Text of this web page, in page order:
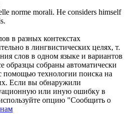
norme morali. He considers himself
в разных контекстах
в лингвистических целях, т.
слов в одном языке и вариантов
образцы собраны автоматически
помощью технологии поиска на
Если вы обнаружили
или иную ошибку в
опцию "Сообщить о